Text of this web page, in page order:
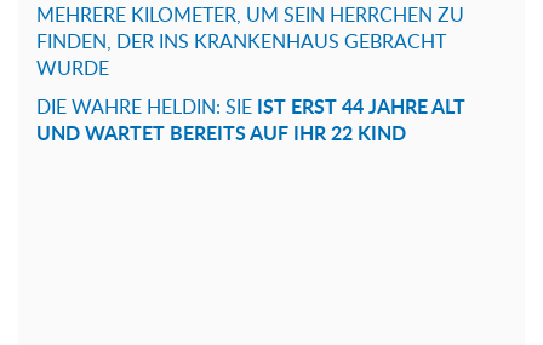
MEHRERE KILOMETER, UM SEIN HERRCHEN ZU
FINDEN, DER INS KRANKENHAUS GEBRACHT
WURDE
DIE WAHRE HELDIN: SIE IST ERST 44 JAHRE ALT
UND WARTET BEREITS AUF IHR 22 KIND